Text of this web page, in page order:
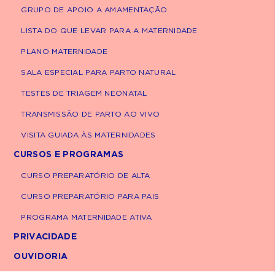
Quando falar com o
obstetra?
Procure orientação ao perceber diminuição
estiver pélvico ou transversal após 36
semanas. O obstetra poderá avaliar melhor
por meio do exame físico ou solicitar um
cobre se você não conseguir identificar a
posição apenas pelos movimentos, isso é
GRUPO DE APOIO A AMAMENTAÇÃO
LISTA DO QUE LEVAR PARA A MATERNIDADE
PLANO MATERNIDADE
SALA ESPECIAL PARA PARTO NATURAL
TESTES DE TRIAGEM NEONATAL
TRANSMISSÃO DE PARTO AO VIVO
VISITA GUIADA ÀS MATERNIDADES
CURSOS E PROGRAMAS
CURSO PREPARATÓRIO DE ALTA
CURSO PREPARATÓRIO PARA PAIS
PROGRAMA MATERNIDADE ATIVA
PRIVACIDADE
OUVIDORIA